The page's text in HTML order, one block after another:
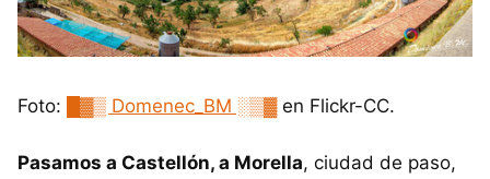
Foto: █▓▒ Domenec_BM ░▒▓en Flickr-CC.
Pasamos a Castellón, a Morella, ciudad de paso,